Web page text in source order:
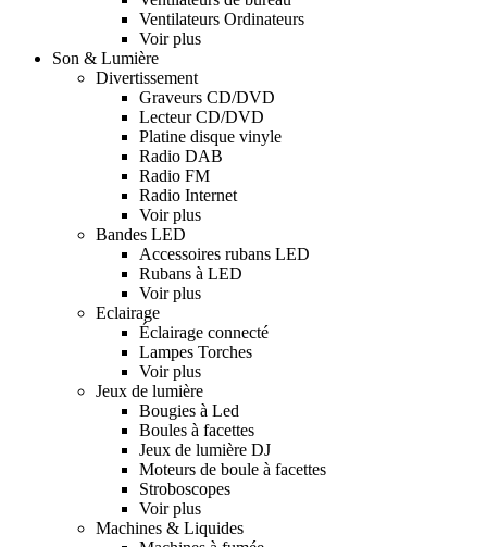
Ventilateurs Ordinateurs
Voir plus
Son & Lumière
Divertissement
Graveurs CD/DVD
Lecteur CD/DVD
Platine disque vinyle
Radio DAB
Radio FM
Radio Internet
Voir plus
Bandes LED
Accessoires rubans LED
Rubans à LED
Voir plus
Eclairage
Éclairage connecté
Lampes Torches
Voir plus
Jeux de lumière
Bougies à Led
Boules à facettes
Jeux de lumière DJ
Moteurs de boule à facettes
Stroboscopes
Voir plus
Machines & Liquides